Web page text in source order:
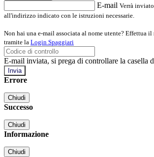
E-mail Verrà
all'indirizzo indicato con le istruzioni necessarie.
Non hai una e-mail associata al nome utente? Effettua il
tramite la Login Spaggiari
E-mail inviata, si prega di controllare la casella
Errore
Chiudi
Successo
Chiudi
Informazione
Chiudi